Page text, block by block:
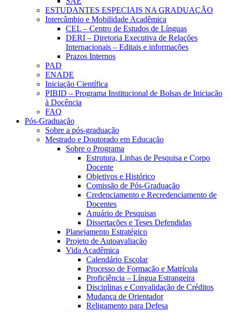
ESTUDANTES ESPECIAIS NA GRADUAÇÃO
Intercâmbio e Mobilidade Acadêmica
CEL – Centro de Estudos de Línguas
DERI – Diretoria Executiva de Relações
Internacionais – Editais e informações
Prazos Internos
PAD
ENADE
Iniciação Científica
PIBID – Programa Institucional de Bolsas de Iniciação
à Docência
FAQ
Pós-Graduação
Sobre a pós-graduação
Mestrado e Doutorado em Educação
Sobre o Programa
Estrutura, Linhas de Pesquisa e Corpo
Docente
Objetivos e Histórico
Comissão de Pós-Graduação
Credenciamento e Recredenciamento de
Docentes
Anuário de Pesquisas
Dissertações e Teses Defendidas
Planejamento Estratégico
Projeto de Autoavaliação
Vida Acadêmica
Calendário Escolar
Processo de Formação e Matrícula
Proficiência – Língua Estrangeira
Disciplinas e Convalidação de Créditos
Mudança de Orientador
Religamento para Defesa